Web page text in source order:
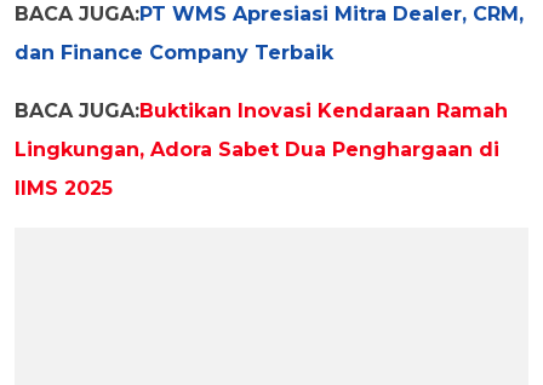
BACA JUGA:PT WMS Apresiasi Mitra Dealer, CRM,
dan Finance Company Terbaik
BACA JUGA:Buktikan Inovasi Kendaraan Ramah
Lingkungan, Adora Sabet Dua Penghargaan di
IIMS 2025